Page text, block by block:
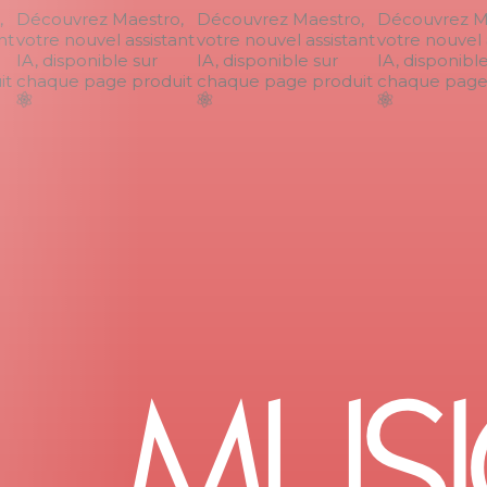
Découvrez Maestro,
votre nouvel assistant
IA, disponible sur
chaque page produit
Découvrez Maestro,
votre nouvel assistant
IA, disponible sur
chaque page produit
Découvrez
votre nouvel
IA, disponible
chaque page